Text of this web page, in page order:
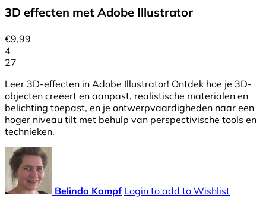
3D effecten met Adobe Illustrator
€9,99
4
27
Leer 3D-effecten in Adobe Illustrator! Ontdek hoe je 3D-
objecten creëert en aanpast, realistische materialen en
belichting toepast, en je ontwerpvaardigheden naar een
hoger niveau tilt met behulp van perspectivische tools en
technieken.
Belinda Kampf Login to add to Wishlist